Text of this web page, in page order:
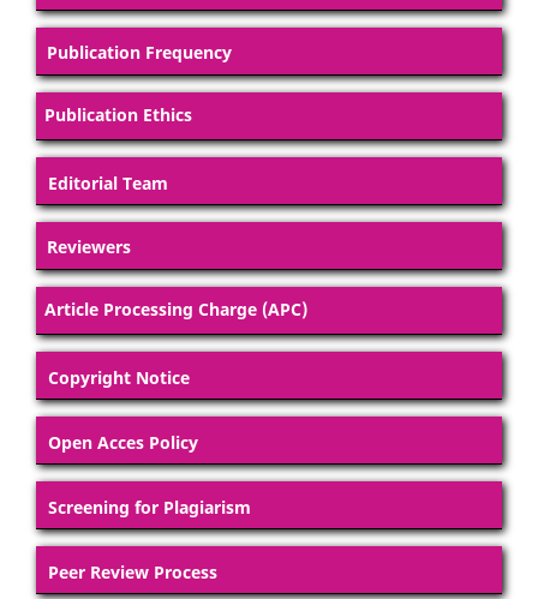
Publication Frequency
Publication Ethics
Editorial Team
Reviewers
Article Processing Charge (APC)
Copyright Notice
Open Acces Policy
Screening for Plagiarism
Peer Review Process